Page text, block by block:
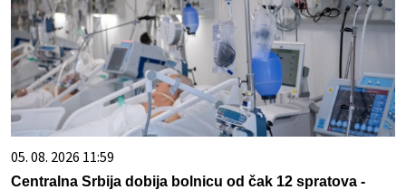
05. 08. 2026 11:59
Centralna Srbija dobija bolnicu od čak 12 spratova -